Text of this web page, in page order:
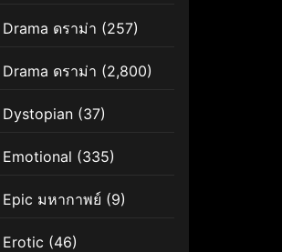
Drama ดราม่า (257)
Drama ดราม่า (2,800)
Dystopian (37)
Emotional (335)
Epic มหากาพย์ (9)
Erotic (46)